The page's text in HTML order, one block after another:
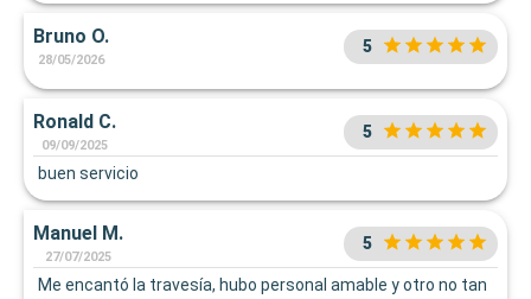
trabajadores
Bruno O.
28/05/2026
5
Ronald C.
09/09/2025
5
buen servicio
Manuel M.
27/07/2025
5
Me encantó la travesía, hubo personal amable y otro no tan